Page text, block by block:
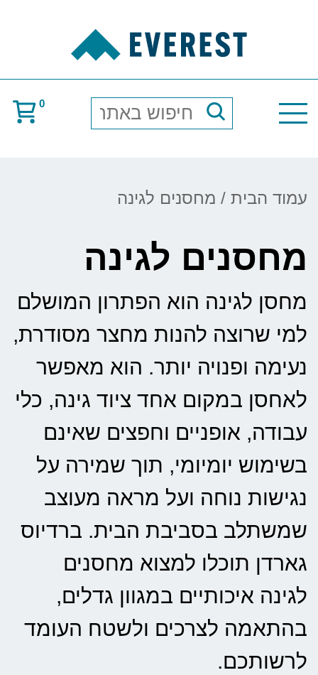
חיפוש
0
עמוד הבית / מחסנים לגינה
מחסנים לגינה
מחסן לגינה הוא הפתרון המושלם
למי שרוצה להנות מחצר מסודרת,
נעימה ופנויה יותר. הוא מאפשר
לאחסן במקום אחד ציוד גינה, כלי
עבודה, אופניים וחפצים שאינם
בשימוש יומיומי, תוך שמירה על
נגישות נוחה ועל מראה מעוצב
שמשתלב בסביבת הבית. ברדיוס
גארדן תוכלו למצוא מחסנים
לגינה איכותיים במגוון גדלים,
בהתאמה לצרכים ולשטח העומד
לרשותכם.